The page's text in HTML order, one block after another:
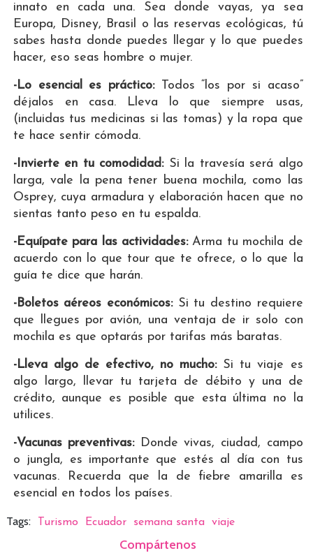
innato en cada una. Sea donde vayas, ya sea
Europa, Disney, Brasil o las reservas ecológicas, tú
sabes hasta donde puedes llegar y lo que puedes
hacer, eso seas hombre o mujer.
-Lo esencial es práctico:Todos “los por si acaso”
déjalos en casa. Lleva lo que siempre usas,
(incluidas tus medicinas si las tomas) y la ropa que
te hace sentir cómoda.
-Invierte en tu comodidad:Si la travesía será algo
larga, vale la pena tener buena mochila, como las
Osprey, cuya armadura y elaboración hacen que no
sientas tanto peso en tu espalda.
-Equípate para las actividades:Arma tu mochila de
acuerdo con lo que tour que te ofrece, o lo que la
guía te dice que harán.
-Boletos aéreos económicos:Si tu destino requiere
que llegues por avión, una ventaja de ir solo con
mochila es que optarás por tarifas más baratas.
-Lleva algo de efectivo, no mucho:Si tu viaje es
algo largo, llevar tu tarjeta de débito y una de
crédito, aunque es posible que esta última no la
utilices.
-Vacunas preventivas:Donde vivas, ciudad, campo
o jungla, es importante que estés al día con tus
vacunas. Recuerda que la de fiebre amarilla es
esencial en todos los países.
Tags: Turismo Ecuador semana santa viaje
Compártenos